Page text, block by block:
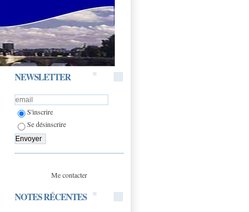
NEWSLETTER
S'inscrire
Se désinscrire
Me contacter
NOTES RÉCENTES